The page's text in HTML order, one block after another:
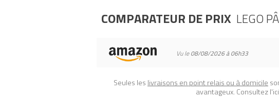
COMPARATEUR DE PRIX LEGO
Vu le08/08/2026 à 06h33
Seules les livraisons en point relais ou à domicile
avantageux. Consultez